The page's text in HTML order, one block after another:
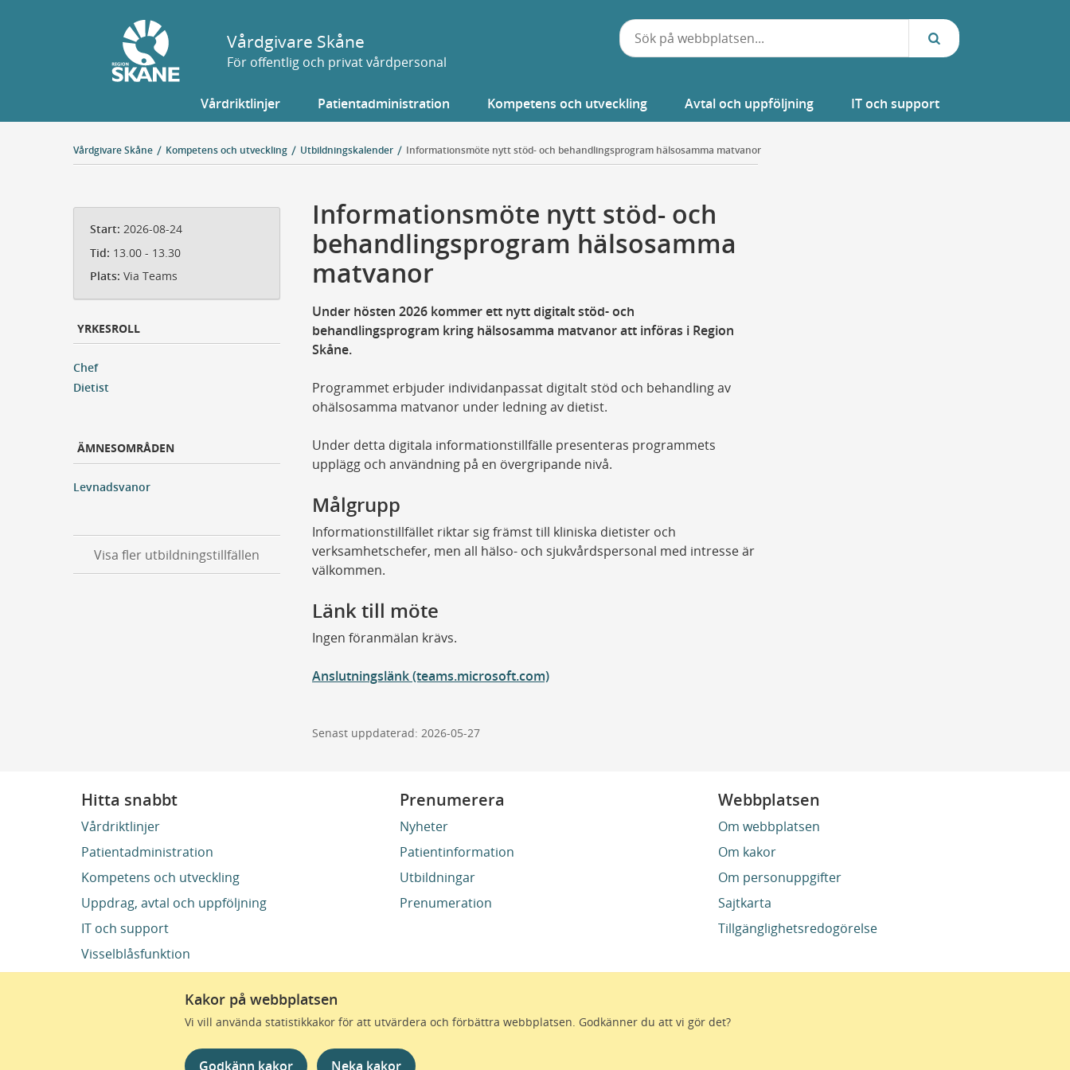
Kakor på webbplatsen
Vi vill använda statistikkakor för att utvärdera och förbättra webbplatsen. Godkänner du att vi gör det?
Godkänn kakor Neka kakor
Vårdgivare Skåne
För offentlig och privat vårdpersonal
Vårdriktlinjer Patientadministration Kompetens och utveckling Avtal och uppföljning IT och support
Vårdgivare Skåne Kompetens och utveckling Utbildningskalender Informationsmöte nytt stöd- och behandlingsprogram hälsosamma matvanor
Start: 2026-08-24
Tid: 13.00 - 13.30
Plats: Via Teams
YRKESROLL
Chef
Dietist
ÄMNESOMRÅDEN
Levnadsvanor
Visa fler utbildningstillfällen
Informationsmöte nytt stöd- och
behandlingsprogram hälsosamma
matvanor
Under hösten 2026 kommer ett nytt digitalt stöd- och
behandlingsprogram kring hälsosamma matvanor att införas i Region
Skåne.
Programmet erbjuder individanpassat digitalt stöd och behandling av
ohälsosamma matvanor under ledning av dietist.
Under detta digitala informationstillfälle presenteras programmets
upplägg och användning på en övergripande nivå.
Målgrupp
Informationstillfället riktar sig främst till kliniska dietister och
verksamhetschefer, men all hälso- och sjukvårdspersonal med intresse är
välkommen.
Länk till möte
Ingen föranmälan krävs.
Anslutningslänk (teams.microsoft.com)
Senast uppdaterad: 2026-05-27
Hitta snabbt
Vårdriktlinjer
Patientadministration
Kompetens och utveckling
Uppdrag, avtal och uppföljning
IT och support
Visselblåsfunktion
Prenumerera
Nyheter
Patientinformation
Utbildningar
Prenumeration
Webbplatsen
Om webbplatsen
Om kakor
Om personuppgifter
Sajtkarta
Tillgänglighetsredogörelse
omtanke skapas de bästa förutsättningar för ett hälsosamt liv – inom näringsliv, kollektivtrafik, kultur och hälso- och